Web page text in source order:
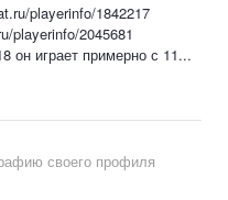
playerinfo/1842217
playerinfo/2045681
он играет примерно с 11...
своего профиля